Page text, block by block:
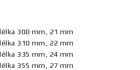
300 mm, 21 mm
310 mm, 22 mm
335 mm, 24 mm
355 mm, 27 mm